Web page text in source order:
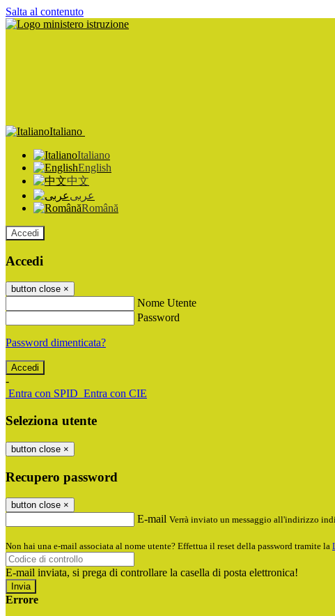
Salta al contenuto
Italiano
Italiano
English
中文
عربى
Română
Accedi
Accedi
button close ×
Nome Utente
Password
Password dimenticata?
-
Entra con SPID Entra con CIE
Seleziona utente
button close ×
Recupero password
button close ×
E-mail Verrà inviato un messaggio all'indirizzo
Non hai una e-mail associata al nome utente? Effettua il reset della password tramite la
E-mail inviata, si prega di controllare la casella di posta elettronica!
Errore